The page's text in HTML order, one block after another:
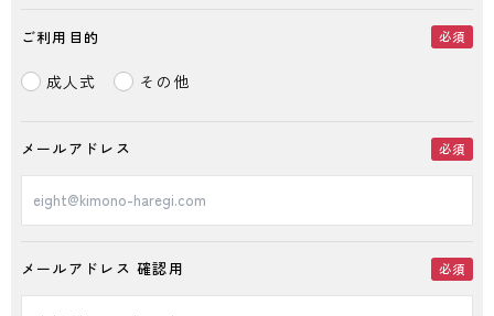
ご利用目的 必須
成人式 その他
メールアドレス 必須
メールアドレス 確認用 必須